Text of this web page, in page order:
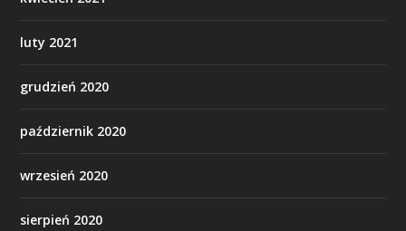
luty 2021
grudzień 2020
październik 2020
wrzesień 2020
sierpień 2020